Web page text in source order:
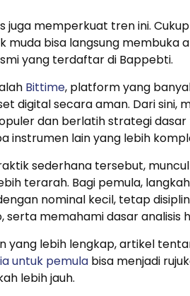
juga memperkuat tren ini.
muda bisa langsung membuka
yang terdaftar di Bappebti.
Bittime, platform yang
digital secara aman. Dari sini,
dan berlatih strategi dasar
instrumen lain yang lebih
sederhana tersebut,
terarah. Bagi pemula,
nominal kecil, tetap
serta memahami dasar analisis
yang lebih lengkap, artikel
untuk pemula bisa menjadi
lebih jauh.